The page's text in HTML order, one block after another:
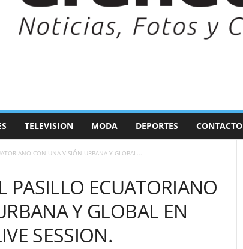
TELEVISION MODA DEPORTES CONTACTO
CON UNA VISIÓN URBANA Y GLOBAL...
PASILLO ECUATORIANO
Y GLOBAL EN
SESSION.